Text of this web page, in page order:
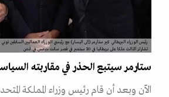
رئيس الوزراء البريطاني كير ستارمر (إلى اليسار) مع رئيسي الوزراء العماليين السابقين
تشارلز الثالث ملكا على بريطانيا في 10 سبتمبر في قصر سانت جيمس في لندن
ستارمر سيتبع الحذر في مقاربته
الآن وبعد أن قام رئيس وزراء المملكة